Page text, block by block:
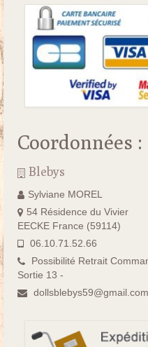
Coordonnées :
Blebys
Sylviane MOREL
54 Résidence du Vivier
EECKE France (59114)
06.10.71.52.66
Possibilité Retrait
Sortie 13 -
dollsblebys59@gmail.com